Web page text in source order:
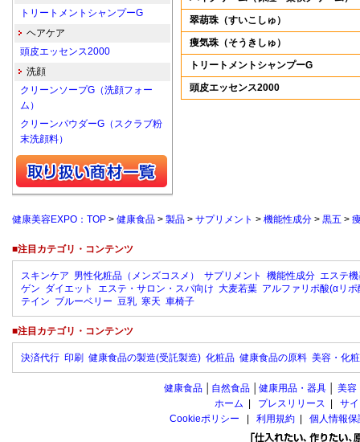
翠葫珠（すいこしゅ）
痩気珠（そうきしゅ）
トリートメントシャンプーG
頭皮エッセンス2000
トリートメントシャンプーG
ヘアケア
頭皮エッセンス2000
洗顔
クリーンソープG（洗顔フォー
ム）
クリーンパウダーG（スクラブ粉
末洗顔料）
健康美容EXPO：TOP > 健康食品 > 製品 > サプリメント > 機能性成分 > 黒五 >
■注目カテゴリ・コンテンツ
スキンケア 男性化粧品（メンズコスメ） サプリメント 機能性成分 エステ
ゲン ダイエット エステ・サロン・スパ向け 大麦若葉 アルファリポ酸(αリポ
テイン ブルーベリー 豆乳 寒天 車椅子
■注目カテゴリ・コンテンツ
決済代行 印刷 健康食品の製造(受託製造) 化粧品 健康食品の原料 美容・化
健康食品 自然食品 健康用品・器具 美容
ホーム
プレスリリース
サ
Cookieポリシー
利用規約 個人情報